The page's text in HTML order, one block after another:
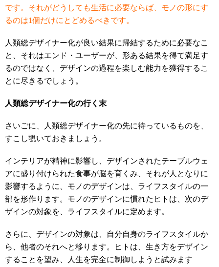
です。それがどうしても生活に必要ならば、モノの形にす
るのは1個だけにとどめるべきです。
人類総デザイナー化が良い結果に帰結するために必要なこ
と、それはエンド・ユーザーが、形ある結果を得て満足す
るのではなく、デザインの過程を楽しむ能力を獲得するこ
とに尽きるでしょう。
人類総デザイナー化の行く末
さいごに、人類総デザイナー化の先に待っているものを、
すこし覗いておきましょう。
インテリアが精神に影響し、デザインされたテーブルウェ
アに盛り付けられた食事が脳を育くみ、それが人となりに
影響するように、モノのデザインは、ライフスタイルの一
部を形作ります。モノのデザインに慣れたヒトは、次のデ
ザインの対象を、ライフスタイルに定めます。
さらに、デザインの対象は、自分自身のライフスタイルか
ら、他者のそれへと移ります。ヒトは、生き方をデザイン
することを望み、人生を完全に制御しようと試みます